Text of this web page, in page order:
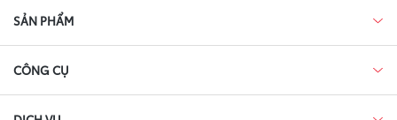
SẢN PHẨM
CÔNG CỤ